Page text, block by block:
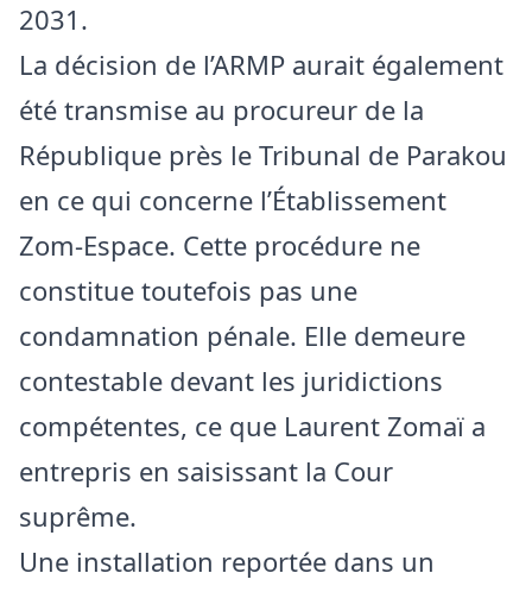
2031.
La décision de l’ARMP aurait également
été transmise au procureur de la
République près le Tribunal de Parakou
en ce qui concerne l’Établissement
Zom-Espace. Cette procédure ne
constitue toutefois pas une
condamnation pénale. Elle demeure
contestable devant les juridictions
compétentes, ce que Laurent Zomaï a
entrepris en saisissant la Cour
suprême.
Une installation reportée dans un